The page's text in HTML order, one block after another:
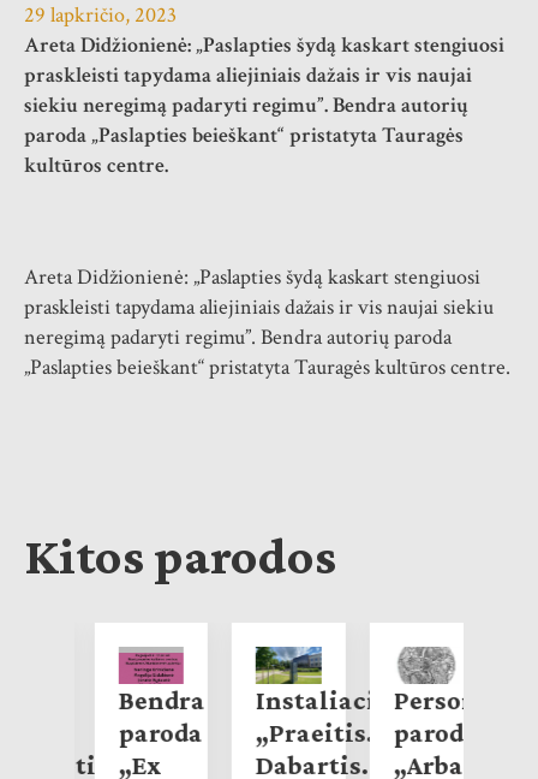
29 lapkričio, 2023
Areta Didžionienė: „Paslapties šydą kaskart stengiuosi
praskleisti tapydama aliejiniais dažais ir vis naujai
siekiu neregimą padaryti regimu”. Bendra autorių
paroda „Paslapties beieškant“ pristatyta Tauragės
kultūros centre.
Areta Didžionienė: „Paslapties šydą kaskart stengiuosi
praskleisti tapydama aliejiniais dažais ir vis naujai siekiu
neregimą padaryti regimu”. Bendra autorių paroda
„Paslapties beieškant“ pristatyta Tauragės kultūros centre.
Kitos parodos
Bendra
paroda
„Ex
Instaliacija
„Praeitis.
Dabartis.
Personalinė
paroda
„Arbareto“